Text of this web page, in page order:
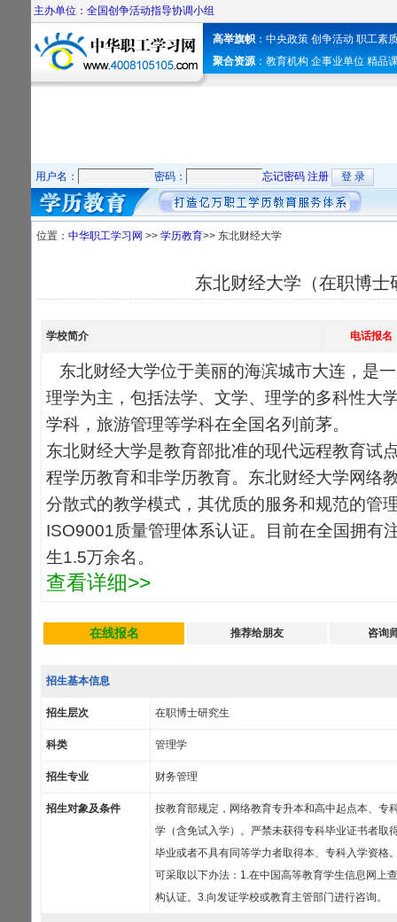
主办单位：全国创争活动指导协调小组
高举旗帜 ： 中央政策 创争活动 职工素
聚合资源： 教育机构 企事业单位 精品
用户名： 密码： 忘记密码 注册
位置： 中华职工学习网 >> 学历教育>> 东北财经大学
东北财经大学（在职博士
学校简介 电话报名
东北财经大学位于美丽的海滨城市大连，是
理学为主，包括法学、文学、理学的多科性大
学科，旅游管理等学科在全国名列前茅。
东北财经大学是教育部批准的现代远程教育试
程学历教育和非学历教育。东北财经大学网络
分散式的教学模式，其优质的服务和规范的管
ISO9001质量管理体系认证。目前在全国拥有
生1.5万余名。
查看详细>>
在线报名 推荐给朋友 咨询
招生基本信息
招生层次 在职博士研究生
科类 管理学
招生专业 财务管理
招生对象及条件
按教育部规定，网络教育专升本和高中起点本、专
学（含免试入学）。严禁未获得专科毕业证书者取
毕业或者不具有同等学力者取得本、专科入学资格
可采取以下办法：1.在中国高等教育学生信息网上
构认证。3.向发证学校或教育主管部门进行咨询。